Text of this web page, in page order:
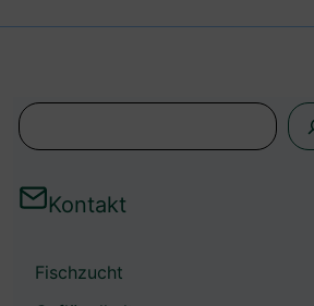
S
u
c
Kontakt
Fischzucht